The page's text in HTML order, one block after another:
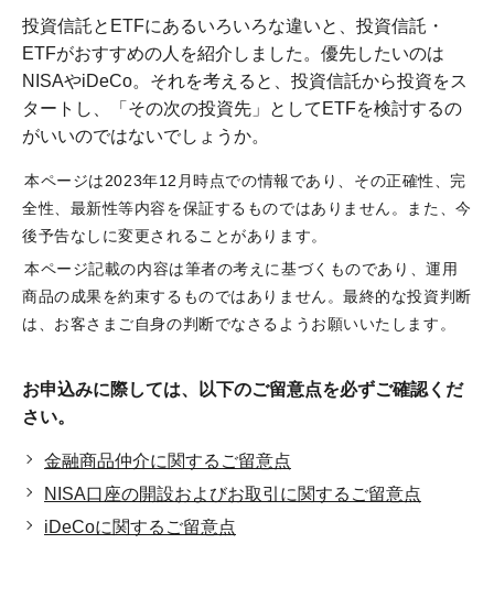
投資信託とETFにあるいろいろな違いと、投資信託・
ETFがおすすめの人を紹介しました。優先したいのは
NISAやiDeCo。それを考えると、投資信託から投資をス
タートし、「その次の投資先」としてETFを検討するの
がいいのではないでしょうか。
本ページは2023年12月時点での情報であり、その正確性、完
全性、最新性等内容を保証するものではありません。また、今
後予告なしに変更されることがあります。
本ページ記載の内容は筆者の考えに基づくものであり、運用
商品の成果を約束するものではありません。最終的な投資判断
は、お客さまご自身の判断でなさるようお願いいたします。
お申込みに際しては、以下のご留意点を必ずご確認くだ
さい。
金融商品仲介に関するご留意点
NISA口座の開設およびお取引に関するご留意点
iDeCoに関するご留意点